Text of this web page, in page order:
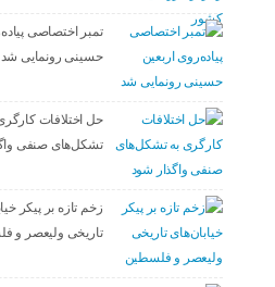
تمبر اختصاصی
حسینی رونمایی شد
حل اختلافات
تشکل‌های صنفی
زخم تازه بر پیکر
تاریخی ولیعصر و